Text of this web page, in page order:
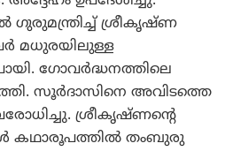
ഗുരുമന്ത്രിച്ച് ശ്രീകൃഷ്ണ
മധുരയിലുള്ള
ഗോവര്‍ദ്ധനത്തിലെ
സൂര്‍ദാസിനെ അവിടത്തെ
ശ്രീകൃഷ്ണന്റെ
കഥാരൂപത്തില്‍ തംബുരു